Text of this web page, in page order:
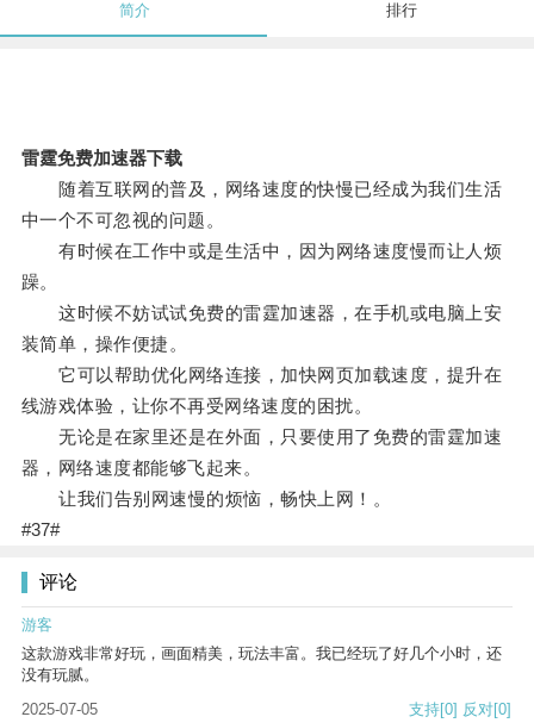
简介 排行
雷霆免费加速器下载
随着互联网的普及，网络速度的快慢已经成为我们生活
中一个不可忽视的问题。
有时候在工作中或是生活中，因为网络速度慢而让人烦
躁。
这时候不妨试试免费的雷霆加速器，在手机或电脑上安
装简单，操作便捷。
它可以帮助优化网络连接，加快网页加载速度，提升在
线游戏体验，让你不再受网络速度的困扰。
无论是在家里还是在外面，只要使用了免费的雷霆加速
器，网络速度都能够飞起来。
让我们告别网速慢的烦恼，畅快上网！。
#37#
评论
游客
这款游戏非常好玩，画面精美，玩法丰富。我已经玩了好几个小时，还
没有玩腻。
2025-07-05
支持[0] 反对[0]